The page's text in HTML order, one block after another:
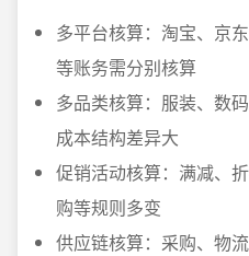
多平台核算：淘宝、京
等账务需分别核算
多品类核算：服装、数
成本结构差异大
促销活动核算：满减、
购等规则多变
供应链核算：采购、物